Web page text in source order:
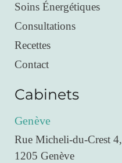
Soins Énergétiques
Consultations
Recettes
Contact
Cabinets
Genève
Rue Micheli-du-Crest 4,
1205 Genève